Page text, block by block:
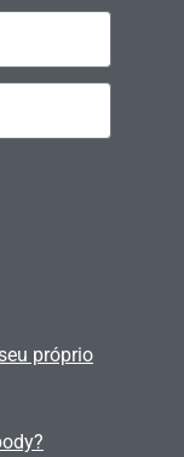
próprio